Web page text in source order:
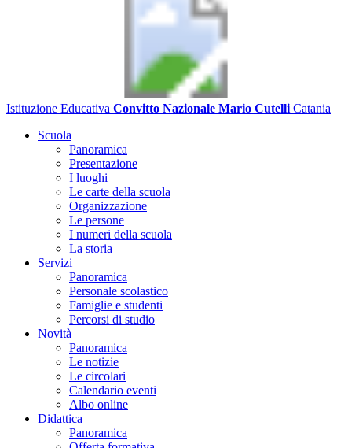
Istituzione Educativa Convitto Nazionale Mario Cutelli Catania
Scuola
Panoramica
Presentazione
I luoghi
Le carte della scuola
Organizzazione
Le persone
I numeri della scuola
La storia
Servizi
Panoramica
Personale scolastico
Famiglie e studenti
Percorsi di studio
Novità
Panoramica
Le notizie
Le circolari
Calendario eventi
Albo online
Didattica
Panoramica